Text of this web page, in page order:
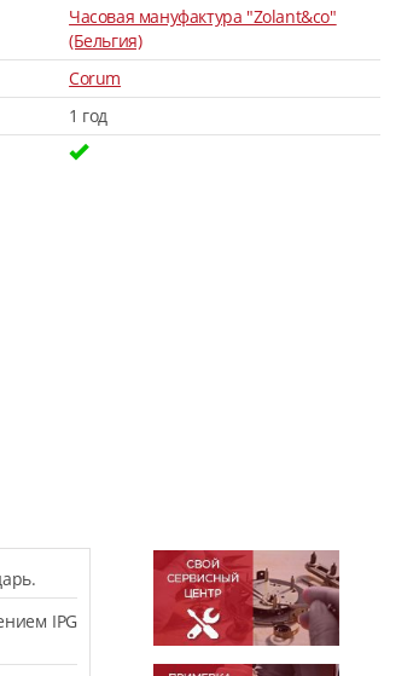
Часовая мануфактура "Zolant&co"
(Бельгия)
Corum
1 год
IPG